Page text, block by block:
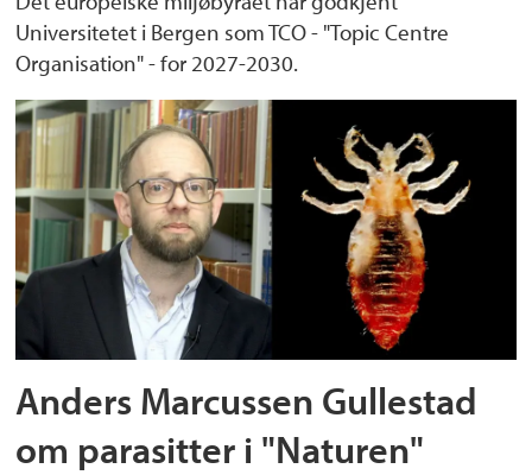
Universitetet i Bergen som TCO - "Topic Centre
Organisation" - for 2027-2030.
Anders Marcussen Gullestad
om parasitter i "Naturen"